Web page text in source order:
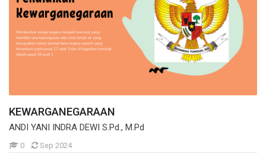
KEWARGANEGARAAN
ANDI YANI INDRA DEWI S.Pd., M.Pd
0Mahasiswa
Sep 2024